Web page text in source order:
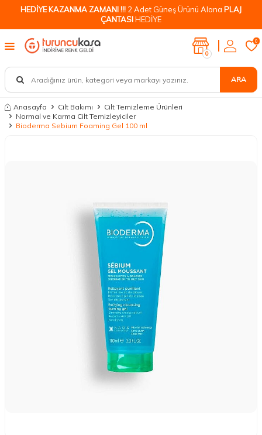
HEDİYE KAZANMA ZAMANI !!! 2 Adet Güneş Ürünü Alana PLAJ
ÇANTASIHEDİYE
ARA
0
0
Anasayfa Cilt Bakımı
Cilt Temizleme Ürünleri
Normal ve Karma Cilt Temizleyiciler
Bioderma Sebium Foaming Gel 100 ml